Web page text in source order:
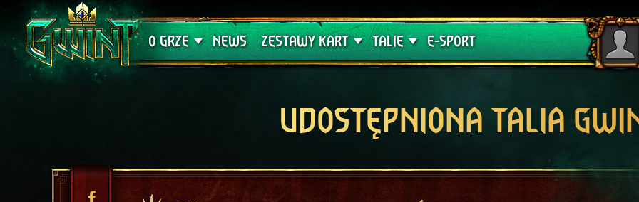
O GRZE
Wsparcie techniczne
NEWS ZESTAWY KART
Krwawa Klątwa
TALIE
Poradniki
E-SPORT
UDOSTĘPNIONA TALIA